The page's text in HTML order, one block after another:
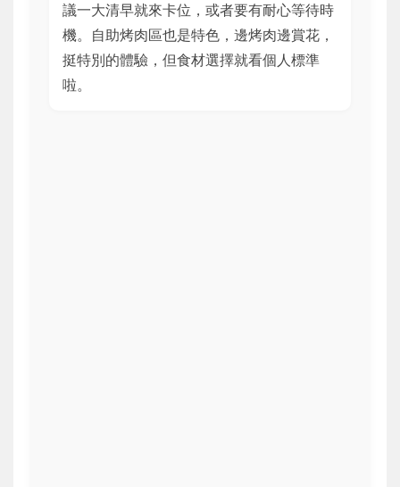
議一大清早就來卡位，或者要有耐心等待時
機。自助烤肉區也是特色，邊烤肉邊賞花，
挺特別的體驗，但食材選擇就看個人標準
啦。